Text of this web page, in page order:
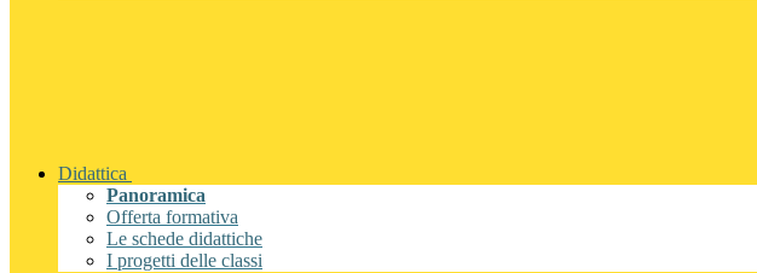
Didattica
Panoramica
Offerta formativa
Le schede didattiche
I progetti delle classi